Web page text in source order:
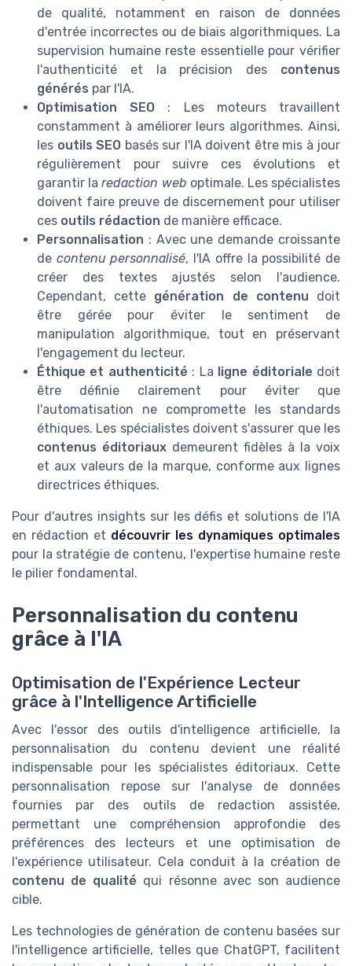
de qualité, notamment en raison de données
d'entrée incorrectes ou de biais algorithmiques. La
supervision humaine reste essentielle pour vérifier
l'authenticité et la précision des contenus
générés par l'IA.
Optimisation SEO : Les moteurs travaillent
constamment à améliorer leurs algorithmes. Ainsi,
les outils SEO basés sur l'IA doivent être mis à jour
régulièrement pour suivre ces évolutions et
garantir laredaction web optimale. Les spécialistes
doivent faire preuve de discernement pour utiliser
ces outils rédaction de manière efficace.
Personnalisation : Avec une demande croissante
de contenu personnalisé, l'IA offre la possibilité de
créer des textes ajustés selon l'audience.
Cependant, cette génération de contenu doit
être gérée pour éviter le sentiment de
manipulation algorithmique, tout en préservant
l'engagement du lecteur.
Éthique et authenticité : La ligne éditoriale doit
être définie clairement pour éviter que
l'automatisation ne compromette les standards
éthiques. Les spécialistes doivent s'assurer que les
contenus éditoriaux demeurent fidèles à la voix
et aux valeurs de la marque, conforme aux lignes
directrices éthiques.
Pour d'autres insights sur les défis et solutions de l'IA
en rédaction et découvrir les dynamiques optimales
pour la stratégie de contenu, l'expertise humaine reste
le pilier fondamental.
Personnalisation du contenu
grâce à l'IA
Optimisation de l'Expérience Lecteur
grâce à l'Intelligence Artificielle
Avec l'essor des outils d'intelligence artificielle, la
personnalisation du contenu devient une réalité
indispensable pour les spécialistes éditoriaux. Cette
personnalisation repose sur l'analyse de données
fournies par des outils de redaction assistée,
permettant une compréhension approfondie des
préférences des lecteurs et une optimisation de
l'expérience utilisateur. Cela conduit à la création de
contenu de qualité qui résonne avec son audience
cible.
Les technologies de génération de contenu basées sur
l'intelligence artificielle, telles que ChatGPT, facilitent